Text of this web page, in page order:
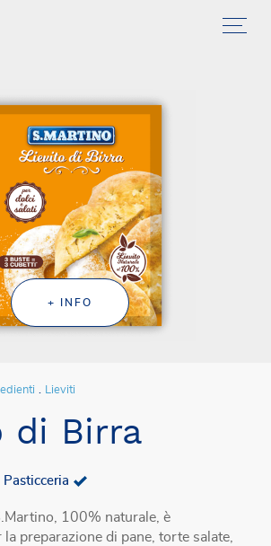
+ INFO
Lieviti
di Birra
Pasticceria
100% naturale, è
preparazione di pane, torte salate,